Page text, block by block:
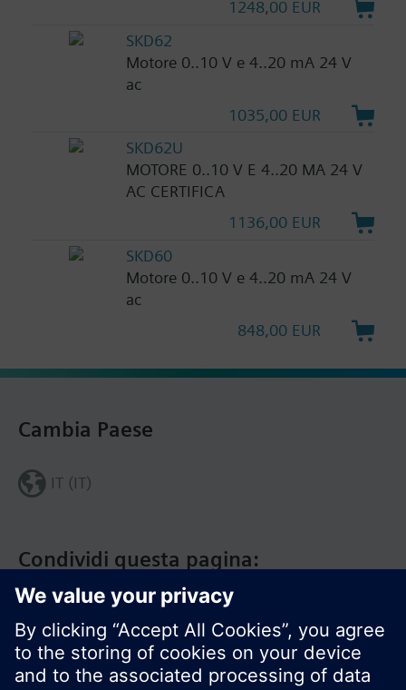
1248,00 EUR
SKD62
Motore 0..10 V e 4..20 mA 24 V
ac
1035,00 EUR
SKD62U
MOTORE 0..10 V E 4..20 MA 24 V
AC CERTIFICA
1136,00 EUR
SKD60
Motore 0..10 V e 4..20 mA 24 V
ac
848,00 EUR
Condividi questa pagina:
Cambia Paese
IT (IT)